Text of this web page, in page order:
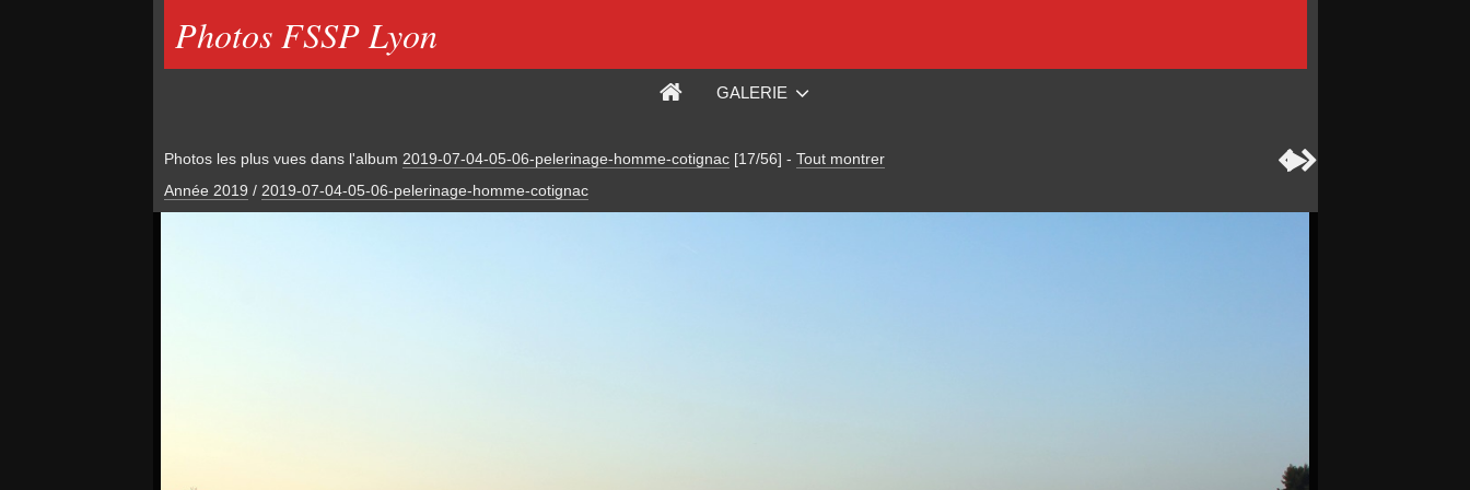
Photos FSSP Lyon
GALERIE
Photos les plus vues dans l'album 2019-07-04-05-06-pelerinage-homme-cotignac [17/56] - Tout montrer
Année 2019 / 2019-07-04-05-06-pelerinage-homme-cotignac
